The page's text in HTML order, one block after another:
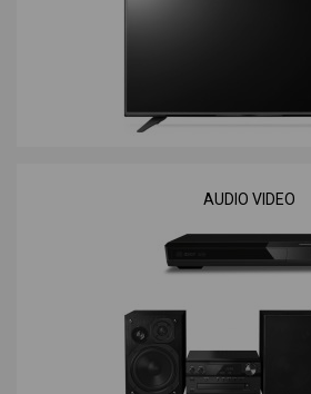
AUDIO VIDEO